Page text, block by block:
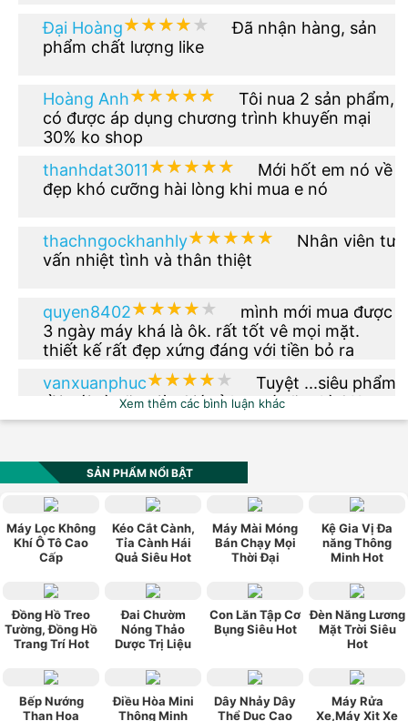
Đại Hoàng★★★★★
★★★★★
Đã nhận hàng, sản
phẩm chất lượng like
Hoàng Anh★★★★★
★★★★★
Tôi nua 2 sản phẩm,
có được áp dụng chương trình khuyến mại
30% ko shop
thanhdat3011★★★★★
★★★★★
Mới hốt em nó về
đẹp khó cưỡng hài lòng khi mua e nó
thachngockhanhly★★★★★
★★★★★
Nhân viên tư
vấn nhiệt tình và thân thiệt
quyen8402★★★★★
★★★★★
mình mới mua được
3 ngày máy khá là ôk. rất tốt vê mọi mặt.
thiết kế rất đẹp xứng đáng với tiền bỏ ra
vanxuanphuc★★★★★
★★★★★
Tuyệt ...siêu phẩm
rồi nói gì nữa giờ. Giá rẻ hơn tí nữa thì OK.
màu xanh dạ quang đi nhé
vn0984_520★★★★★
★★★★★
Sản phẩm có kiểu
dáng đẹp, hợp thời trang, phù hợp với túi
tiền, chính sách bảo hành tốt. Rất hài lòng về
sản phẩm này.
ngoquan112 ★★★★★
★★★★★
Mua cho ba mình
xài được hơn 1 tháng rồi , giá cả hợp lý , vừa
túi tiền , máy gọn nhẹ , ba mình rất vừa ý .
Xem thêm các bình luận khác
SẢN PHẨM NỔI BẬT
Máy Lọc Không
Khí Ô Tô Cao
Cấp
Kéo Cắt Cành,
Tỉa Cành Hái
Quả Siêu Hot
Máy Mài Móng
Bán Chạy Mọi
Thời Đại
Kệ Gia Vị Đa
năng Thông
Minh Hot
Đồng Hồ Treo
Tường, Đồng Hồ
Trang Trí Hot
Đai Chườm
Nóng Thảo
Dược Trị Liệu
Con Lăn Tập Cơ
Bụng Siêu Hot
Đèn Năng Lương
Mặt Trời Siêu
Hot
Bếp Nướng
Than Hoa
Điều Hòa Mini
Thông Minh
Dây Nhảy Dây
Thể Dục Cao
Máy Rửa
Xe,Máy Xịt Xe